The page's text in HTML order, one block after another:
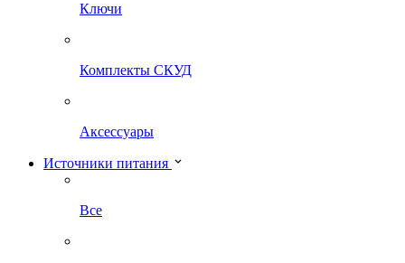
Ключи
Комплекты СКУД
Аксессуары
Источники питания
Все